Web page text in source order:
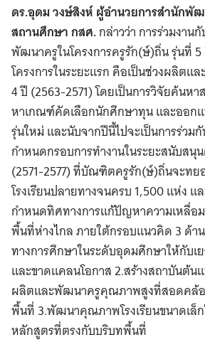
ดร.อุดม วงษ์สิงห์ ผู้อำนวยการสำนัก
สถานศึกษา กสศ.กล่าวว่า การร่วมงา
พัฒนาครูในโครงการครูรัก(ษ์)ถิ่น รุ่นที่
โครงการในระยะแรก คือเป็นช่วงผลิตแ
4 ปี (2563-2571) โดยเป็นการวิจัยค้น
หาเกณฑ์คัดเลือกนักศึกษาทุน และออก
รุ่นใหม่ และนับจากปีนี้ไปจะเป็นการร่วม
กำหนดกรอบการทำงานในระยะสนับสนุ
(2571-2577) ที่บัณฑิตครูรัก(ษ์)ถิ่นจะทย
โรงเรียนปลายทางจนครบ 1,500 แห่ง แ
กำหนดทิศทางการแก้ปัญหาความเหลื่อม
พื้นที่ห่างไกล ภายใต้กรอบแนวคิด 3 ด้าน
ทางการศึกษาในระดับอุดมศึกษาให้กับ
และขาดแคลนโอกาส 2.สร้างสถาบันต้น
ผลิตและพัฒนาครูคุณภาพสูงที่สอดคล้อ
พื้นที่ 3.พัฒนาคุณภาพโรงเรียนขนาดเล็
หลักสูตรที่ตรงกับบริบทพื้นที่